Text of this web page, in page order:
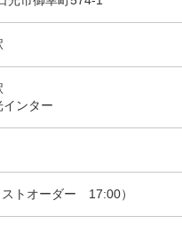
インター
トオーダー 17:00）